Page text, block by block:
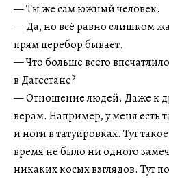
— Ты же сам южный человек.
— Да, но всё равно слишком
прям перебор бывает.
— Что больше всего
в Дагестане?
— Отношение людей. Даже к
верам. Например, у меня есть
и ноги в татуировках. Тут
время не было ни одного
никаких косых взглядов. Тут